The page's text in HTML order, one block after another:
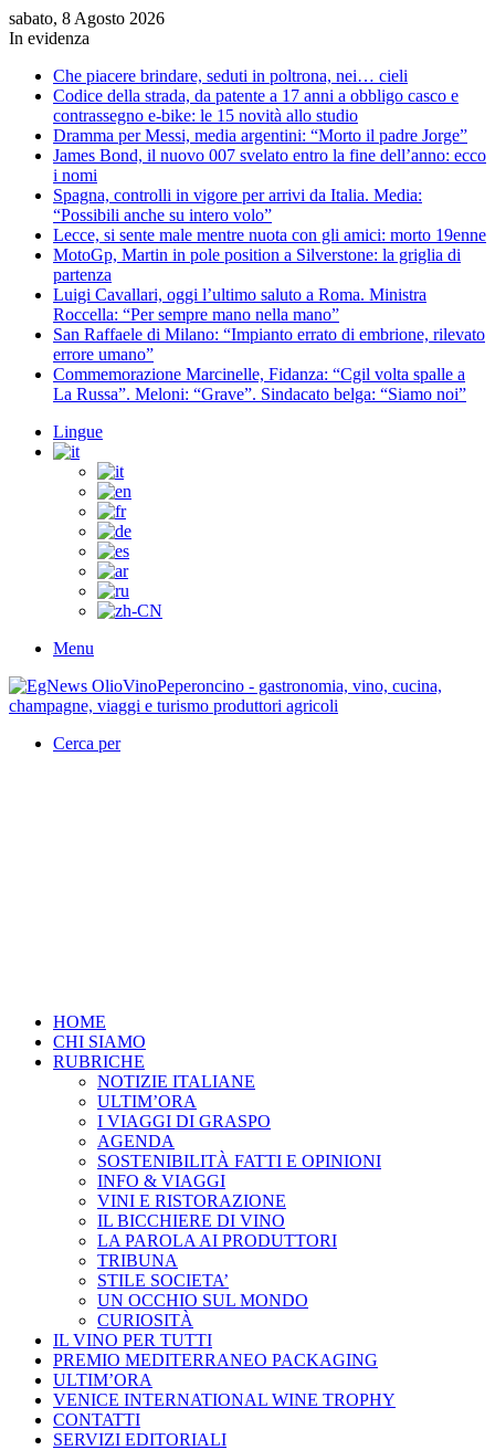
sabato, 8 Agosto 2026
In evidenza
Che piacere brindare, seduti in poltrona, nei… cieli
Codice della strada, da patente a 17 anni a obbligo casco e
contrassegno e-bike: le 15 novità allo studio
Dramma per Messi, media argentini: “Morto il padre Jorge”
James Bond, il nuovo 007 svelato entro la fine dell’anno: ecco
i nomi
Spagna, controlli in vigore per arrivi da Italia. Media:
“Possibili anche su intero volo”
Lecce, si sente male mentre nuota con gli amici: morto 19enne
MotoGp, Martin in pole position a Silverstone: la griglia di
partenza
Luigi Cavallari, oggi l’ultimo saluto a Roma. Ministra
Roccella: “Per sempre mano nella mano”
San Raffaele di Milano: “Impianto errato di embrione, rilevato
errore umano”
Commemorazione Marcinelle, Fidanza: “Cgil volta spalle a
La Russa”. Meloni: “Grave”. Sindacato belga: “Siamo noi”
Lingue
Menu
Cerca per
HOME
CHI SIAMO
RUBRICHE
NOTIZIE ITALIANE
ULTIM’ORA
I VIAGGI DI GRASPO
AGENDA
SOSTENIBILITÀ FATTI E OPINIONI
INFO & VIAGGI
VINI E RISTORAZIONE
IL BICCHIERE DI VINO
LA PAROLA AI PRODUTTORI
TRIBUNA
STILE SOCIETA’
UN OCCHIO SUL MONDO
CURIOSITÀ
IL VINO PER TUTTI
PREMIO MEDITERRANEO PACKAGING
ULTIM’ORA
VENICE INTERNATIONAL WINE TROPHY
CONTATTI
SERVIZI EDITORIALI